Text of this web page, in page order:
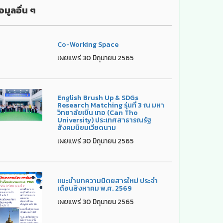
มูลอื่น ๆ
Co-Working Space
เผยแพร่ 30 มิถุนายน 2565
English Brush Up & SDGs
Research Matching รุ่นที่ 3 ณ มหา
วิทยาลัยเขิ่น เทอ (Can Tho
University) ประเทศสาธารณรัฐ
สังคมนิยมเวียดนาม
เผยแพร่ 30 มิถุนายน 2565
แนะนำบทความนิตยสารใหม่ ประจำ
เดือนสิงหาคม พ.ศ. 2569
เผยแพร่ 30 มิถุนายน 2565